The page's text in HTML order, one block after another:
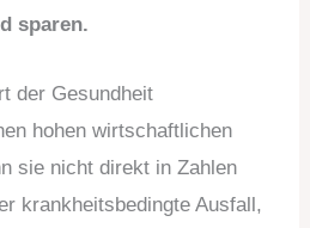
sparen.
der Gesundheit
hohen wirtschaftlichen
sie nicht direkt in Zahlen
krankheitsbedingte Ausfall,